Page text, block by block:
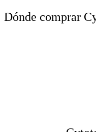
Dónde comprar